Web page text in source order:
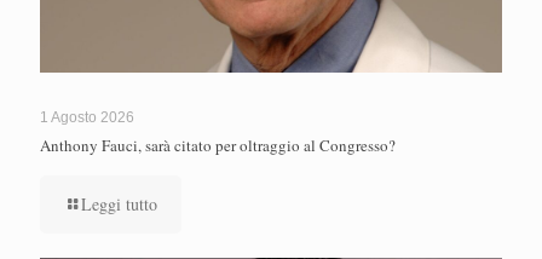
1 Agosto 2026
Anthony Fauci, sarà citato per oltraggio al Congresso?
Leggi tutto